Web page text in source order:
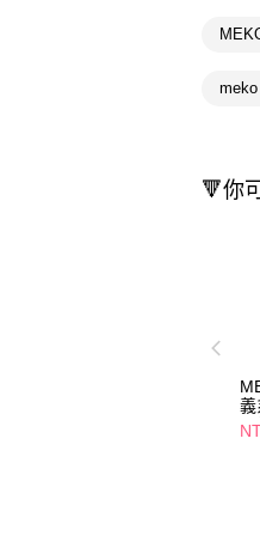
🔻你
義